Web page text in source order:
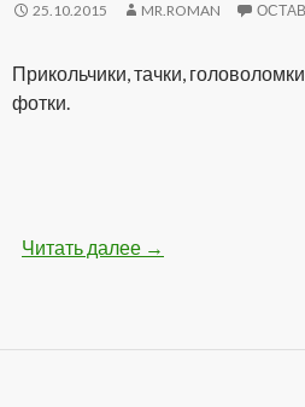
25.10.2015 MR.ROMAN
Прикольчики, тачки,
фотки.
Читать далее Бодрые картинки
→